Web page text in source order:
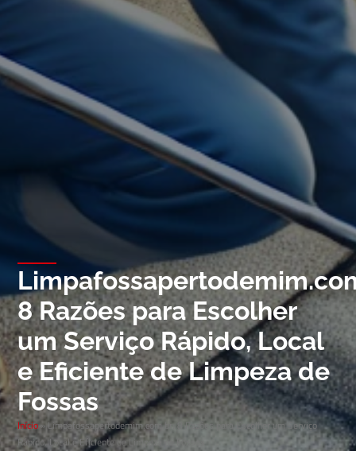
8 Razões para Escolher
um Serviço Rápido, Local
e Eficiente de Limpeza de
Fossas
Início»Limpafossapertodemim.com.br: 8 Razões para Escolher um Serviço
Rápido, Local e Eficiente de Limpeza de Fossas